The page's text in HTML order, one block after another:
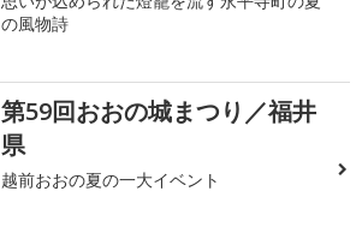
の風物詩
第59回おおの城まつり／福井
県
越前おおの夏の一大イベント